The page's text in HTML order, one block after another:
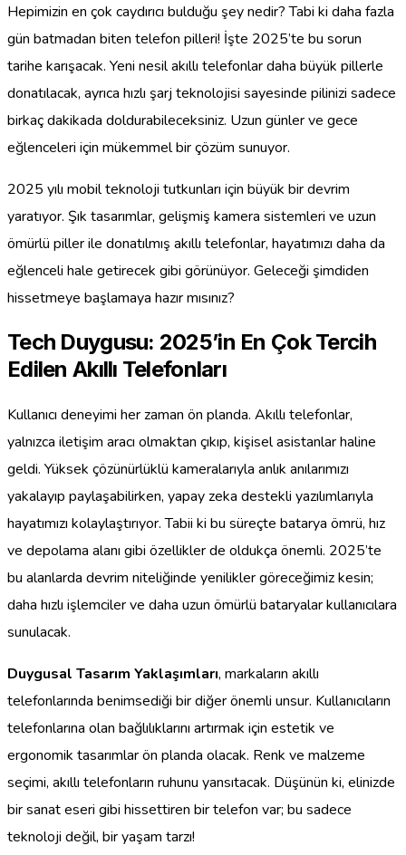
Hepimizin en çok caydırıcı bulduğu şey nedir? Tabi ki daha fazla
gün batmadan biten telefon pilleri! İşte 2025’te bu sorun
tarihe karışacak. Yeni nesil akıllı telefonlar daha büyük pillerle
donatılacak, ayrıca hızlı şarj teknolojisi sayesinde pilinizi sadece
birkaç dakikada doldurabileceksiniz. Uzun günler ve gece
eğlenceleri için mükemmel bir çözüm sunuyor.
2025 yılı mobil teknoloji tutkunları için büyük bir devrim
yaratıyor. Şık tasarımlar, gelişmiş kamera sistemleri ve uzun
ömürlü piller ile donatılmış akıllı telefonlar, hayatımızı daha da
eğlenceli hale getirecek gibi görünüyor. Geleceği şimdiden
hissetmeye başlamaya hazır mısınız?
Tech Duygusu: 2025’in En Çok Tercih
Edilen Akıllı Telefonları
Kullanıcı deneyimi her zaman ön planda. Akıllı telefonlar,
yalnızca iletişim aracı olmaktan çıkıp, kişisel asistanlar haline
geldi. Yüksek çözünürlüklü kameralarıyla anlık anılarımızı
yakalayıp paylaşabilirken, yapay zeka destekli yazılımlarıyla
hayatımızı kolaylaştırıyor. Tabii ki bu süreçte batarya ömrü, hız
ve depolama alanı gibi özellikler de oldukça önemli. 2025’te
bu alanlarda devrim niteliğinde yenilikler göreceğimiz kesin;
daha hızlı işlemciler ve daha uzun ömürlü bataryalar kullanıcılara
sunulacak.
Duygusal Tasarım Yaklaşımları, markaların akıllı
telefonlarında benimsediği bir diğer önemli unsur. Kullanıcıların
telefonlarına olan bağlılıklarını artırmak için estetik ve
ergonomik tasarımlar ön planda olacak. Renk ve malzeme
seçimi, akıllı telefonların ruhunu yansıtacak. Düşünün ki, elinizde
bir sanat eseri gibi hissettiren bir telefon var; bu sadece
teknoloji değil, bir yaşam tarzı!